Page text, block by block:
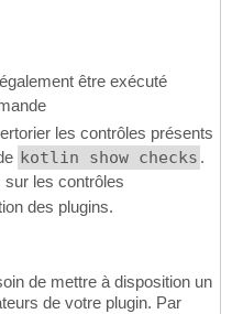
être exécuté
les contrôles présents
kotlin show checks .
sur les contrôles
des plugins.
de mettre à disposition un
de votre plugin. Par